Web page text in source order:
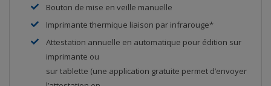
Bouton de mise en veille manuelle
Imprimante thermique liaison par infrarouge*
Attestation annuelle en automatique pour édition sur
imprimante ou
sur tablette (une application gratuite permet d’envoyer